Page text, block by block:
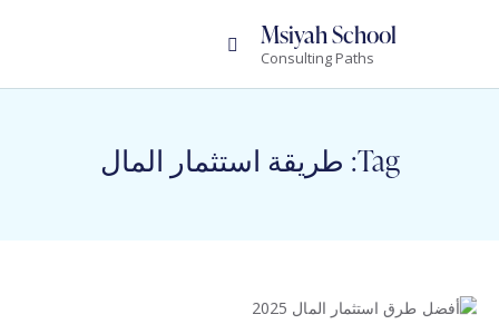
Msiyah School
Consulting Paths
Tag: طريقة استثمار المال